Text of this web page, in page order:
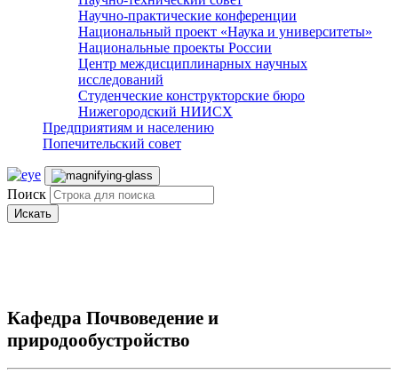
Научно-практические конференции
Национальный проект «Наука и университеты»
Национальные проекты России
Центр междисциплинарных научных
исследований
Студенческие конструкторские бюро
Нижегородский НИИСХ
Предприятиям и населению
Попечительский совет
Поиск
Искать
Кафедра Почвоведение и
природообустройство